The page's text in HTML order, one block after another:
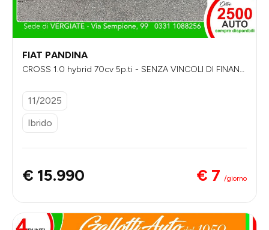
FIAT PANDINA
CROSS 1.0 hybrid 70cv 5p.ti - SENZA VINCOLI DI FINANZI
11/2025
Ibrido
€ 15.990 € 7 /giorno